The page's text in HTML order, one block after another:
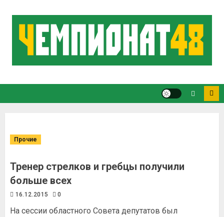
Прочие
Тренер стрелков и гребцы получили
больше всех
16.12.2015 0
На сессии областного Совета депутатов был